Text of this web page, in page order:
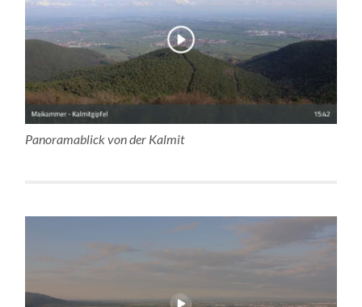
Panoramablick von der Kalmit